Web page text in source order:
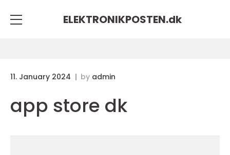
ELEKTRONIKPOSTEN.dk
11. January 2024 by admin
app store dk